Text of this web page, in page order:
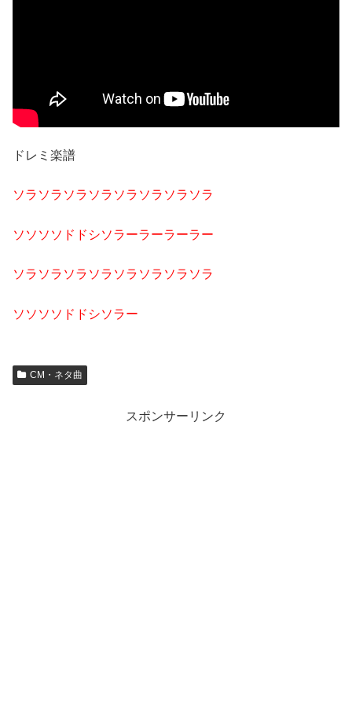
ドレミ楽譜
ソラソラソラソラソラソラソラソラ
ソソソソドドシソラーラーラーラー
ソラソラソラソラソラソラソラソラ
ソソソソドドシソラー
CM・ネタ曲
スポンサーリンク